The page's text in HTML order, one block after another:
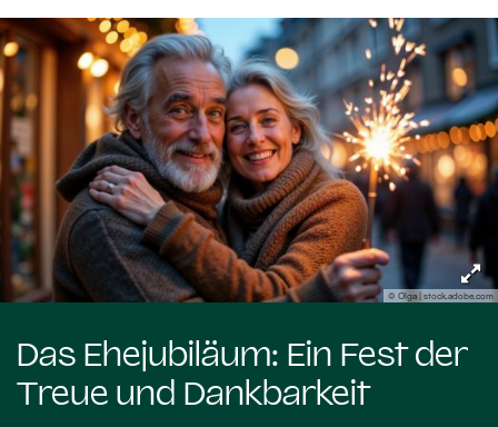
© Olga | stock.adobe.com
Das Ehejubiläum: Ein Fest der
Treue und Dankbarkeit